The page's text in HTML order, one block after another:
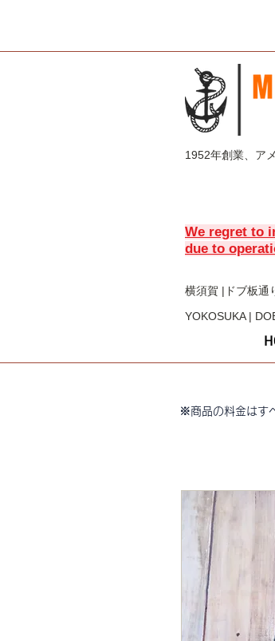
1952年創業、ア
We regret to
due to
横須賀 |ドブ板通
YOKOSUKA |
※商品の料金はす